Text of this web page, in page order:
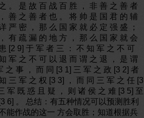
。 是 故 百 战 百 胜 ， 非 善 之 善 者
善 之 善 者 也 。 将 帅 是 国 君 的 辅
严 密 ， 那 么 国 家 就 必 定 强 盛 ；
有 疏 漏 的 地 方 ， 那 么 国 家 就 会
[2 9] 于 军 者 三 ： 不 知 军 之 不 可
军 之 不 可 以 退 而 谓 之 退 ， 是 谓
之 事 ， 而 同 [3 1] 三 军 之 政 [3 2] 者
三 军 之 权 [3 3] ， 而 同 三 军 之 任 [3
军 既 惑 且 疑 ， 则 诸 侯 之 难 [3 5] 至
6] 。 总结：有五种情况可以预测胜利
能作战的这一 方会取胜；知道根据兵